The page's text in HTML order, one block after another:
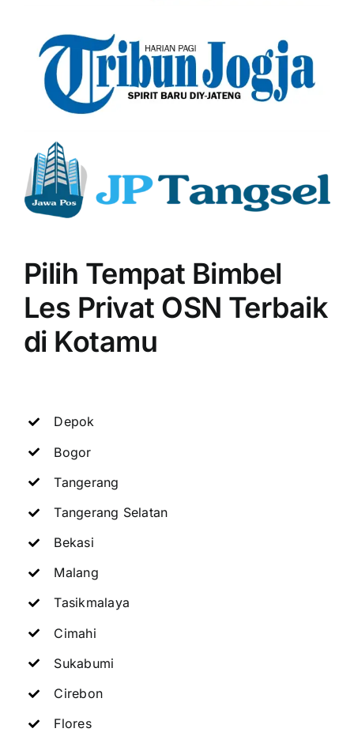
Pilih Tempat Bimbel
Les Privat OSN Terbaik
di Kotamu
Depok
Bogor
Tangerang
Tangerang Selatan
Bekasi
Malang
Tasikmalaya
Cimahi
Sukabumi
Cirebon
Flores